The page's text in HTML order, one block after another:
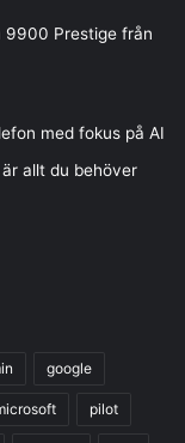
9900 Prestige från
med fokus på AI
allt du behöver
google
pilot